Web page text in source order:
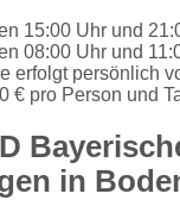
15:00 Uhr und
08:00 Uhr und
erfolgt persönlich
€ pro Person und
in